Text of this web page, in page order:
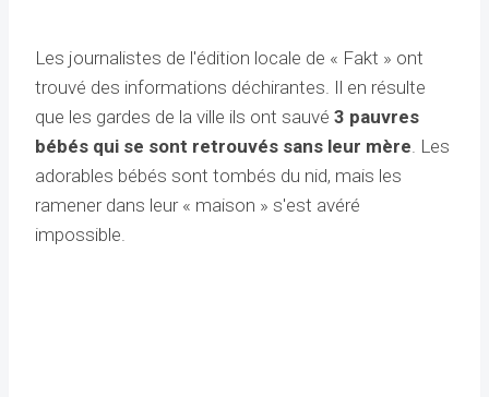
Les journalistes de l'édition locale de « Fakt » ont
trouvé des informations déchirantes. Il en résulte
que les gardes de la ville ils ont sauvé 3 pauvres
bébés qui se sont retrouvés sans leur mère. Les
adorables bébés sont tombés du nid, mais les
ramener dans leur « maison » s'est avéré
impossible.